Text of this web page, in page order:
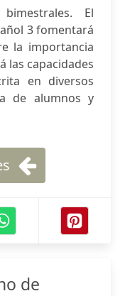
El
3 fomentará
la importancia
las capacidades
en diversos
de alumnos y
de